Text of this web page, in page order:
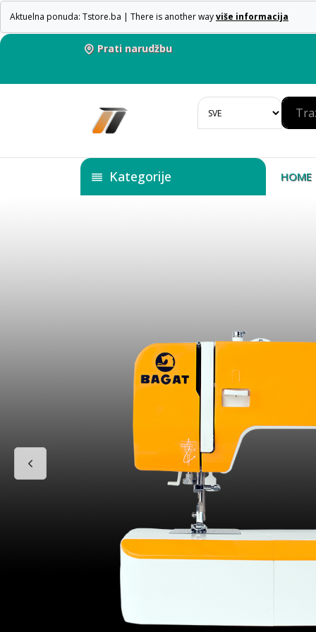
Aktuelna ponuda: Tstore.ba | There is another wayviše informacija
Prati narudžbu
Kategorije HOME
LG Inverter -
Grijanje i Hlađenje za
Prikaži